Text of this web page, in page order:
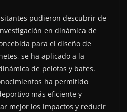
pudieron descubrir de
en dinámica de
para el diseño de
se ha aplicado a la
de pelotas y bates.
ha permitido
más eficiente y
mejor los impactos y reducir